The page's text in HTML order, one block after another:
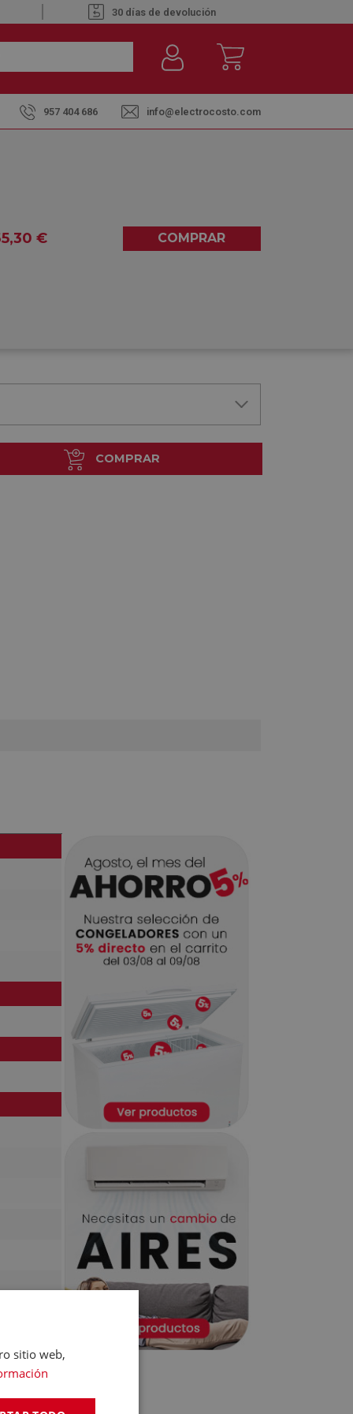
30 días de devolución
957 404 686 info@electrocosto.com
,30 € COMPRAR
COMPRAR
sitio web,